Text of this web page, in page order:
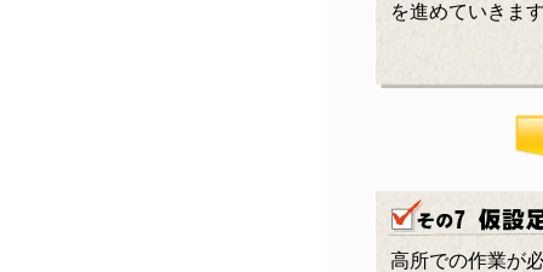
を進めていきま
高所での作業が